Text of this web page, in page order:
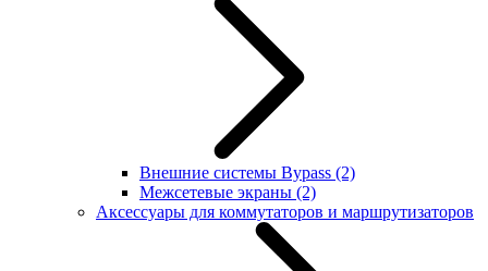
Внешние системы Bypass (2)
Межсетевые экраны (2)
Аксессуары для коммутаторов и маршрутизаторов